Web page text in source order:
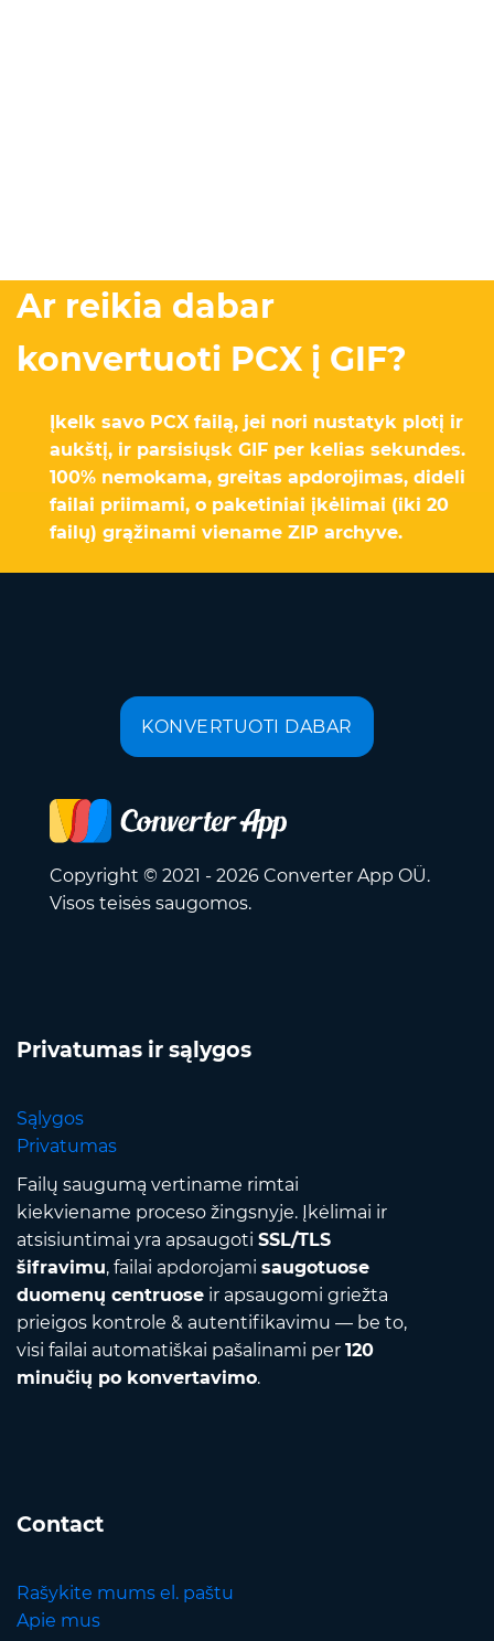
Ar reikia dabar
konvertuoti PCX į GIF?
Įkelk savo PCX failą, jei nori nustatyk plotį ir
aukštį, ir parsisiųsk GIF per kelias sekundes.
100% nemokama, greitas apdorojimas, dideli
failai priimami, o paketiniai įkėlimai (iki 20
failų) grąžinami viename ZIP archyve.
KONVERTUOTI DABAR
Copyright © 2021 - 2026 Converter App OÜ.
Visos teisės saugomos.
Privatumas ir sąlygos
Sąlygos
Privatumas
Failų saugumą vertiname rimtai
kiekviename proceso žingsnyje. Įkėlimai ir
atsisiuntimai yra apsaugoti SSL/TLS
šifravimu, failai apdorojami saugotuose
duomenų centruose ir apsaugomi griežta
prieigos kontrole & autentifikavimu — be to,
visi failai automatiškai pašalinami per 120
minučių po konvertavimo.
Contact
Rašykite mums el. paštu
Apie mus